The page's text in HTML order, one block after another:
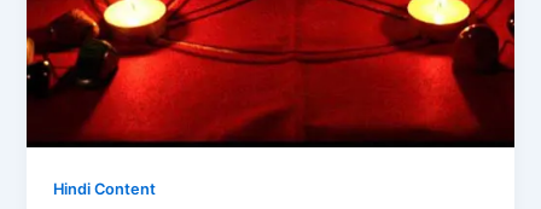
Hindi Content